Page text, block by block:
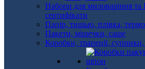
Набори для миловаріння та
сертифікати
Папір, тишью, плівка,
Пакети, мішечки, саше
Коробки, трапеції,